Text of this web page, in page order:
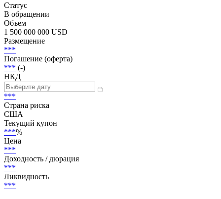
Статус
В обращении
Объем
1 500 000 000 USD
Размещение
***
Погашение (оферта)
*** (-)
НКД
***
Страна риска
США
Текущий купон
***%
Цена
***
Доходность / дюрация
***
Ликвидность
***